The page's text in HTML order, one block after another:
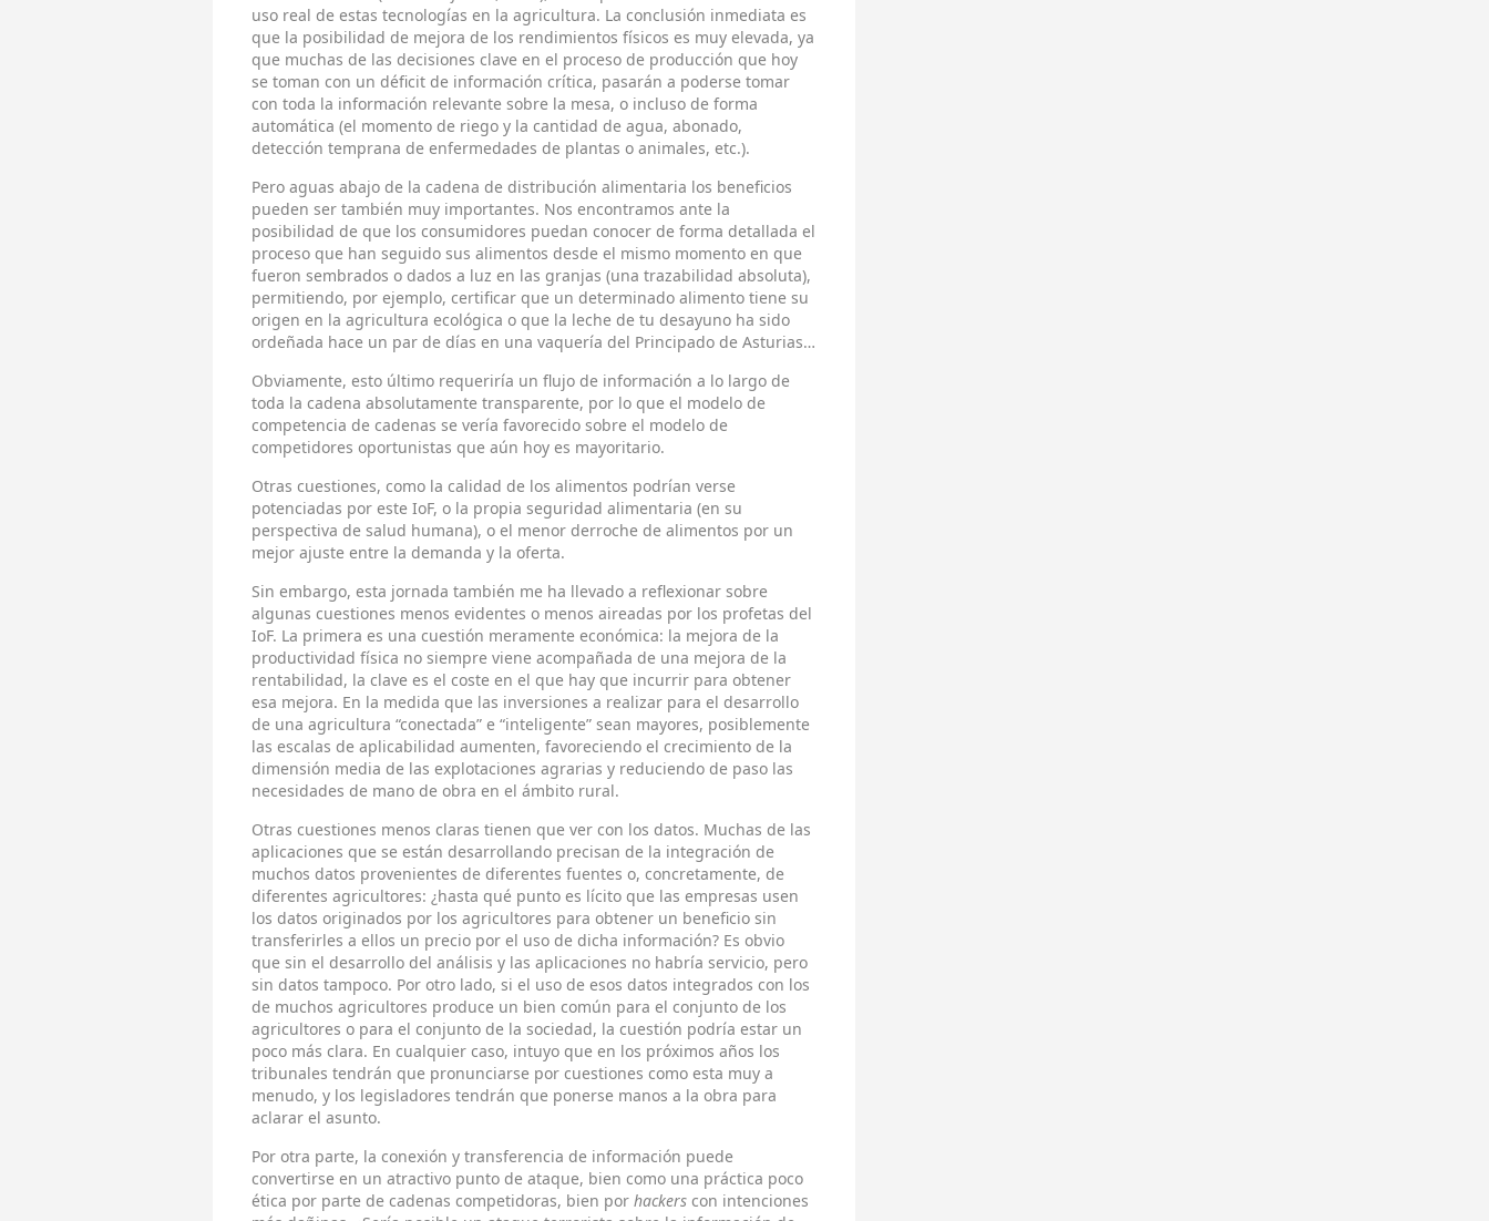
uso real de estas tecnologías en la agricultura. La conclusión inmediata es
que la posibilidad de mejora de los rendimientos físicos es muy elevada, ya
que muchas de las decisiones clave en el proceso de producción que hoy
se toman con un déficit de información crítica, pasarán a poderse tomar
con toda la información relevante sobre la mesa, o incluso de forma
automática (el momento de riego y la cantidad de agua, abonado,
detección temprana de enfermedades de plantas o animales, etc.).
Pero aguas abajo de la cadena de distribución alimentaria los beneficios
pueden ser también muy importantes. Nos encontramos ante la
posibilidad de que los consumidores puedan conocer de forma detallada el
proceso que han seguido sus alimentos desde el mismo momento en que
fueron sembrados o dados a luz en las granjas (una trazabilidad absoluta),
permitiendo, por ejemplo, certificar que un determinado alimento tiene su
origen en la agricultura ecológica o que la leche de tu desayuno ha sido
ordeñada hace un par de días en una vaquería del Principado de Asturias…
Obviamente, esto último requeriría un flujo de información a lo largo de
toda la cadena absolutamente transparente, por lo que el modelo de
competencia de cadenas se vería favorecido sobre el modelo de
competidores oportunistas que aún hoy es mayoritario.
Otras cuestiones, como la calidad de los alimentos podrían verse
potenciadas por este IoF, o la propia seguridad alimentaria (en su
perspectiva de salud humana), o el menor derroche de alimentos por un
mejor ajuste entre la demanda y la oferta.
Sin embargo, esta jornada también me ha llevado a reflexionar sobre
algunas cuestiones menos evidentes o menos aireadas por los profetas del
IoF. La primera es una cuestión meramente económica: la mejora de la
productividad física no siempre viene acompañada de una mejora de la
rentabilidad, la clave es el coste en el que hay que incurrir para obtener
esa mejora. En la medida que las inversiones a realizar para el desarrollo
de una agricultura “conectada” e “inteligente” sean mayores, posiblemente
las escalas de aplicabilidad aumenten, favoreciendo el crecimiento de la
dimensión media de las explotaciones agrarias y reduciendo de paso las
necesidades de mano de obra en el ámbito rural.
Otras cuestiones menos claras tienen que ver con los datos. Muchas de las
aplicaciones que se están desarrollando precisan de la integración de
muchos datos provenientes de diferentes fuentes o, concretamente, de
diferentes agricultores: ¿hasta qué punto es lícito que las empresas usen
los datos originados por los agricultores para obtener un beneficio sin
transferirles a ellos un precio por el uso de dicha información? Es obvio
que sin el desarrollo del análisis y las aplicaciones no habría servicio, pero
sin datos tampoco. Por otro lado, si el uso de esos datos integrados con los
de muchos agricultores produce un bien común para el conjunto de los
agricultores o para el conjunto de la sociedad, la cuestión podría estar un
poco más clara. En cualquier caso, intuyo que en los próximos años los
tribunales tendrán que pronunciarse por cuestiones como esta muy a
menudo, y los legisladores tendrán que ponerse manos a la obra para
aclarar el asunto.
Por otra parte, la conexión y transferencia de información puede
convertirse en un atractivo punto de ataque, bien como una práctica poco
ética por parte de cadenas competidoras, bien por hackers con intenciones